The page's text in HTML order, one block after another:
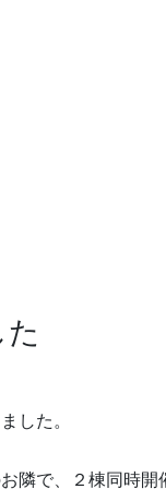
した。
隣で、２棟同時開